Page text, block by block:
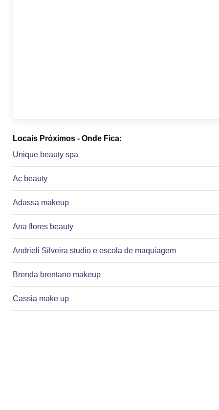
Locais Próximos - Onde Fica:
Unique beauty spa
Ac beauty
Adassa makeup
Ana flores beauty
Andrieli Silveira studio e escola de maquiagem
Brenda brentano makeup
Cassia make up